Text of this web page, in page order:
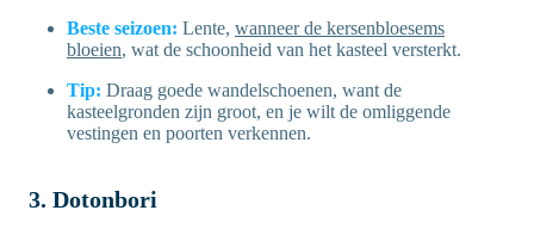
Beste seizoen: Lente, wanneer de kersenbloesems
bloeien, wat de schoonheid van het kasteel versterkt.
Tip: Draag goede wandelschoenen, want de
kasteelgronden zijn groot, en je wilt de omliggende
vestingen en poorten verkennen.
3. Dotonbori